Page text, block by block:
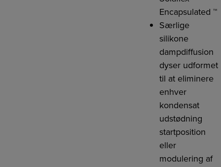
Encapsulated ™
Særlige
silikone
dampdiffusion
dyser udformet
til at eliminere
enhver
kondensat
udstødning
startposition
eller
modulering af